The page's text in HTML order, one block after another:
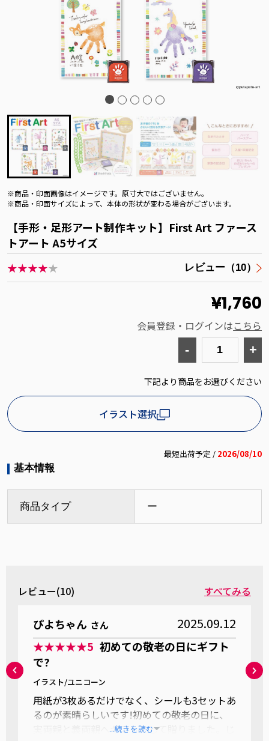
※商品・印面画像はイメージです。原寸大ではございません。
※商品・印面サイズによって、本体の形状が変わる場合がございます。
【手形・足形アート制作キット】First Art ファース
トアート A5サイズ
★★★★★ レビュー（10）
¥1,760
会員登録・ログインはこちら
- +
下記より商品をお選びください
イラスト選択
最短出荷予定 / 2026/08/10
基本情報
商品タイプ ー
レビュー(10) すべてみる
ぴよちゃん さん 2025.09.12
★★★★★5 初めての敬老の日にギフト
で?
イラスト/ユニコーン
用紙が3枚あるだけでなく、シールも3セットあ
るのが素晴らしいです!初めての敬老の日に、
実両親と義両親へギフトとして贈りました。じ
...続きを読む